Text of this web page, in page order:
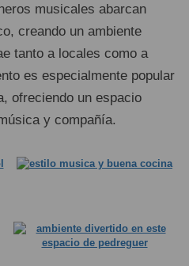
musicales abarcan
creando un ambiente
tanto a locales como a
es especialmente popular
ofreciendo un espacio
y compañía.